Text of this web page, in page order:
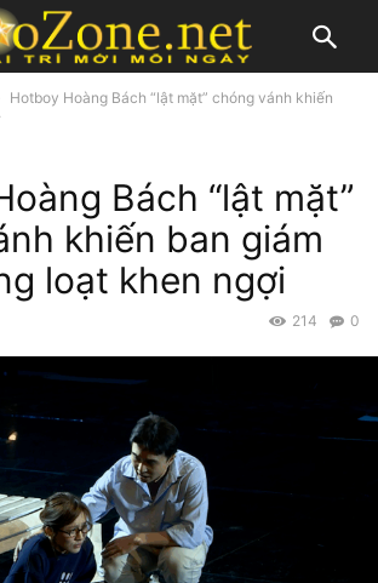
Hotboy Hoàng Bách “lật mặt” chóng vánh khiến
Bách “lật mặt”
khiến ban giám
loạt khen ngợi
0
214